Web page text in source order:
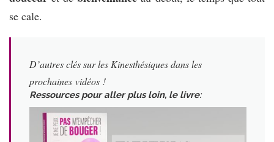
se cale.
D’autres clés sur les Kinesthésiques dans les
prochaines vidéos !
Ressources pour aller plus loin, le livre: